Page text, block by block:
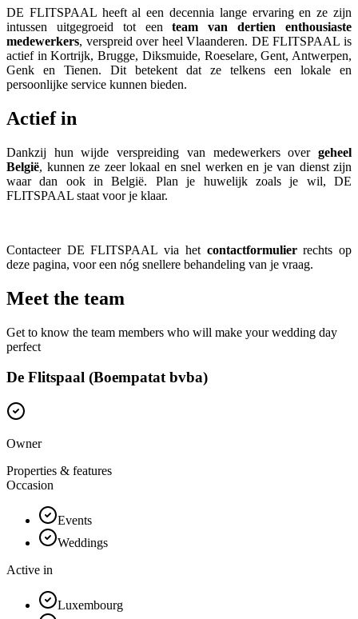
DE FLITSPAAL heeft al een decennia lange ervaring en ze zijn
intussen uitgegroeid tot eenteam van dertien enthousiaste
medewerkers, verspreid over heel Vlaanderen. DE FLITSPAAL is
actief in Kortrijk, Brugge, Diksmuide, Roeselare, Gent, Antwerpen,
Genk en Tienen. Dit betekent dat ze telkens een lokale en
persoonlijke service kunnen bieden.
Actief in
Dankzij hun wijde verspreiding van medewerkers over geheel
België, kunnen ze zeer lokaal en snel werken en je van dienst zijn
waar dan ook in België. Plan je huwelijk zoals je wil, DE
FLITSPAAL staat voor je klaar.
Contacteer DE FLITSPAAL via het contactformulierrechts op
deze pagina, voor een nóg snellere behandeling van je vraag.
Meet the team
Get to know the team members who will make your wedding day
perfect
De Flitspaal (Boempatat bvba)
Owner
Properties & features
Occasion
Events
Weddings
Active in
Luxembourg